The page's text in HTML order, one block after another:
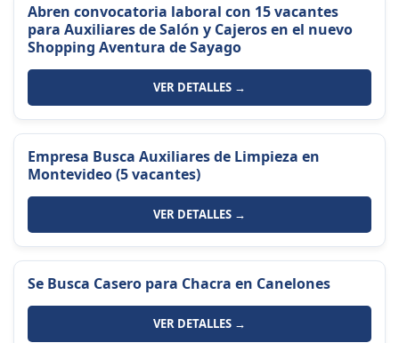
Abren convocatoria laboral con 15 vacantes
para Auxiliares de Salón y Cajeros en el nuevo
Shopping Aventura de Sayago
VER DETALLES →
Empresa Busca Auxiliares de Limpieza en
Montevideo (5 vacantes)
VER DETALLES →
Se Busca Casero para Chacra en Canelones
VER DETALLES →